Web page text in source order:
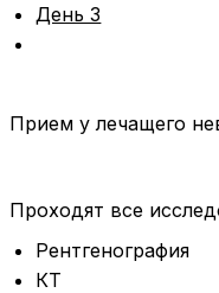
День 3
Прием у лечащего
Проходят все
Рентгенография
КТ